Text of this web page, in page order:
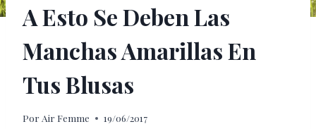
A Esto Se Deben Las
Manchas Amarillas En
Tus Blusas
Por Air Femme 19/06/2017